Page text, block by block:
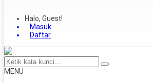
Halo, Guest!
Masuk
Daftar
MENU